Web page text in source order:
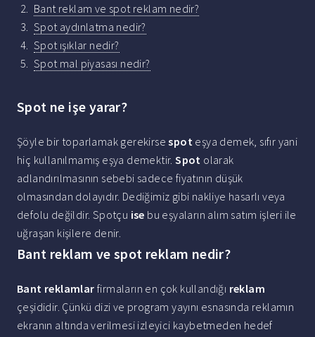
Bant reklam ve spot reklam nedir?
Spot aydınlatma nedir?
Spot ışıklar nedir?
Spot mal piyasası nedir?
Spot ne işe yarar?
Şöyle bir toparlamak gerekirsespot eşya demek, sıfır yani
hiç kullanılmamış eşya demektir.Spot olarak
adlandırılmasının sebebi sadece fiyatının düşük
olmasından dolayıdır. Dediğimiz gibi nakliye hasarlı veya
defolu değildir. Spotçu ise bu eşyaların alım satım işleri ile
uğraşan kişilere denir.
Bant reklam ve spot reklam nedir?
Bant reklamlar firmaların en çok kullandığı reklam
çeşididir. Çünkü dizi ve program yayını esnasında reklamın
ekranın altında verilmesi izleyici kaybetmeden hedef